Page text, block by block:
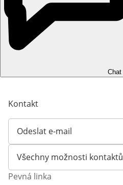
Chat
Kontakt
Odeslat e-mail
Otevírá e-mailového klienta
Všechny možnosti kontaktů
Pevná linka